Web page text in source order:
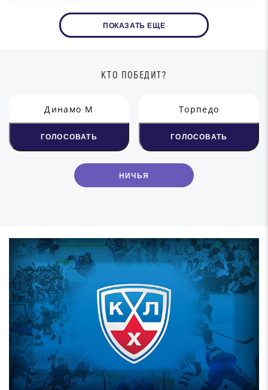
ПОКАЗАТЬ ЕЩЕ
КТО ПОБЕДИТ?
Динамо М
ГОЛОСОВАТЬ
НИЧЬЯ
Торпедо
ГОЛОСОВАТЬ